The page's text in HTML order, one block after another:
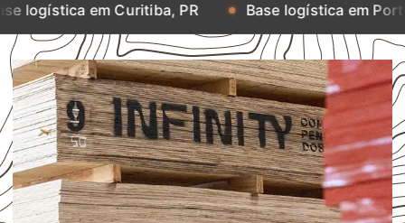
Curitiba, PR Base logística em Porto Alegre, RS